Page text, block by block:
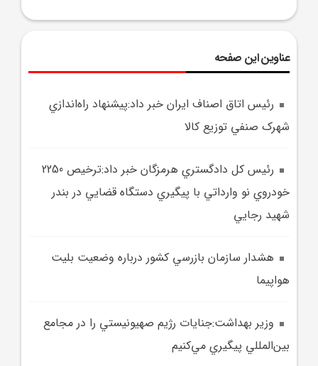
عناوین این صفحه
رئيس اتاق اصناف ايران خبر داد:پيشنهاد راه‌اندازي
شهرک صنفي توزيع کالا
رئيس کل دادگستري هرمزگان خبر داد:ترخيص 2250
خودروي نو وارداتي با پيگيري دستگاه قضايي در بندر
شهيد رجايي
هشدار سازمان بازرسي کشور درباره وضعيت بليت
هواپيما
وزير بهداشت:جنايات رژيم صهيونيستي را در مجامع
بين‌المللي پيگيري مي‌کنيم